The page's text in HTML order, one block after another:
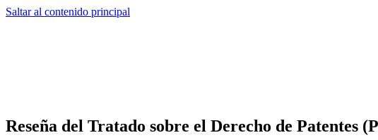
Saltar al contenido principal
Reseña del Tratado sobre el Derecho de Patentes